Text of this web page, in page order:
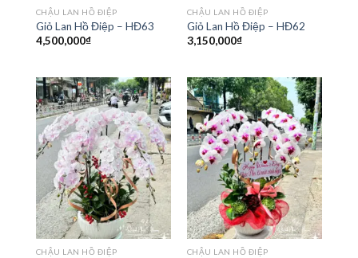
CHẬU LAN HỒ ĐIỆP
Giỏ Lan Hồ Điệp – HĐ63
4,500,000₫
CHẬU LAN HỒ ĐIỆP
Giỏ Lan Hồ Điệp – HĐ62
3,150,000₫
CHẬU LAN HỒ ĐIỆP CHẬU LAN HỒ ĐIỆP